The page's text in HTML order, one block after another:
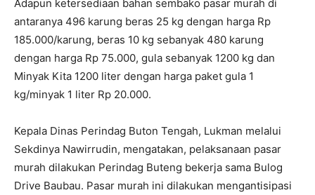
Adapun ketersediaan bahan sembako pasar murah di
antaranya 496 karung beras 25 kg dengan harga Rp
185.000/karung, beras 10 kg sebanyak 480 karung
dengan harga Rp 75.000, gula sebanyak 1200 kg dan
Minyak Kita 1200 liter dengan harga paket gula 1
kg/minyak 1 liter Rp 20.000.
Kepala Dinas Perindag Buton Tengah, Lukman melalui
Sekdinya Nawirrudin, mengatakan, pelaksanaan pasar
murah dilakukan Perindag Buteng bekerja sama Bulog
Drive Baubau. Pasar murah ini dilakukan mengantisipasi